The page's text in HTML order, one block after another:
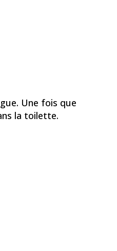
Une fois que
la toilette.